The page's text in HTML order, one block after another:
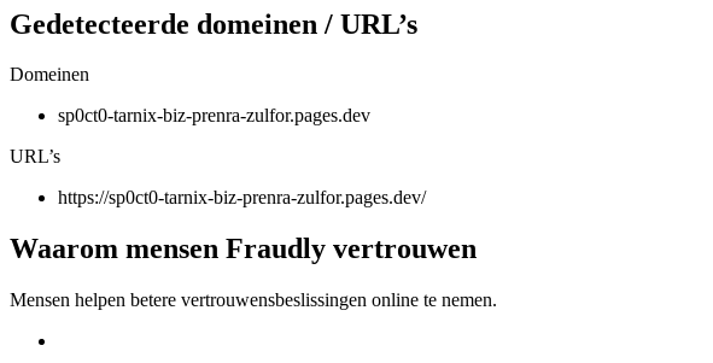
Gedetecteerde domeinen / URL’s
Domeinen
sp0ct0-tarnix-biz-prenra-zulfor.pages.dev
URL’s
https://sp0ct0-tarnix-biz-prenra-zulfor.pages.dev/
Waarom mensen Fraudly vertrouwen
Mensen helpen betere vertrouwensbeslissingen online te nemen.